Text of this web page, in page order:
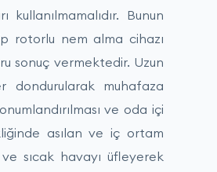
Bunun
rotorlu nem alma cihazı
sonuç vermektedir. Uzun
dondurularak muhafaza
ve oda içi
asılan ve iç ortam
sıcak havayı üfleyerek